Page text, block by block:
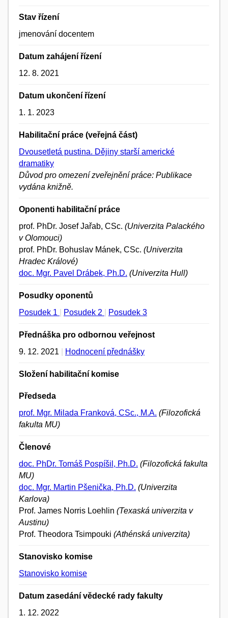
Stav řízení
jmenování docentem
Datum zahájení řízení
12. 8. 2021
Datum ukončení řízení
1. 1. 2023
Habilitační práce (veřejná část)
Dvousetletá pustina. Dějiny starší americké
dramatiky
Důvod pro omezení zveřejnění práce: Publikace
vydána knižně.
Oponenti habilitační práce
prof. PhDr. Josef Jařab, CSc. (Univerzita Palackého
v Olomouci)
prof. PhDr. Bohuslav Mánek, CSc. (Univerzita
Hradec Králové)
doc. Mgr. Pavel Drábek, Ph.D. (Univerzita Hull)
Posudky oponentů
Posudek 1
Posudek 2 Posudek 3
Přednáška pro odbornou veřejnost
9. 12. 2021
Hodnocení přednášky
Složení habilitační komise
Předseda
prof. Mgr. Milada Franková, CSc., M.A. (Filozofická
fakulta MU)
Členové
doc. PhDr. Tomáš Pospíšil, Ph.D. (Filozofická fakulta
MU)
doc. Mgr. Martin Pšenička, Ph.D. (Univerzita
Karlova)
Prof. James Norris Loehlin (Texaská univerzita v
Austinu)
Prof. Theodora Tsimpouki (Athénská univerzita)
Stanovisko komise
Stanovisko komise
Datum zasedání vědecké rady fakulty
1. 12. 2022